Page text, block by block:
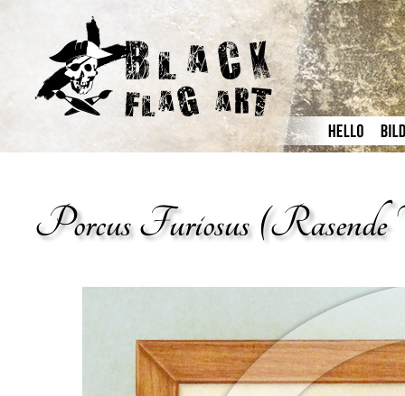
Porcus Furiosus (Rasende